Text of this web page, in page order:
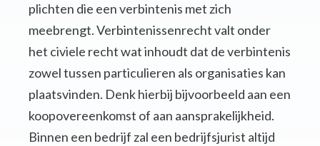
plichten die een verbintenis met zich
meebrengt. Verbintenissenrecht valt onder
het civiele recht wat inhoudt dat de verbintenis
zowel tussen particulieren als organisaties kan
plaatsvinden. Denk hierbij bijvoorbeeld aan een
koopovereenkomst of aan aansprakelijkheid.
Binnen een bedrijf zal een bedrijfsjurist altijd